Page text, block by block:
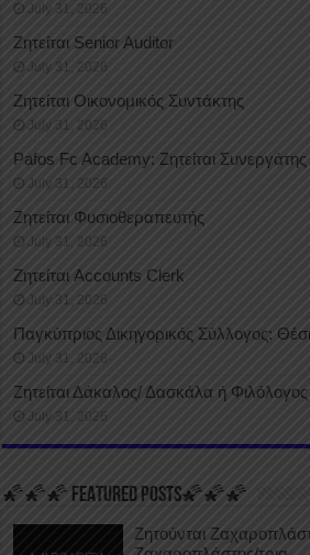
July 31, 2026
Ζητείται Senior Auditor
July 31, 2026
Ζητείται Οικονομικός Συντάκτης
July 31, 2026
Pafos Fc Academy: Ζητείται
July 31, 2026
Ζητείται Φυσιοθεραπευτής
July 31, 2026
Ζητείται Accounts Clerk
July 31, 2026
Παγκύπριος Δικηγορικός Σύλλογος:
July 31, 2026
Ζητείται Δάκαλος/ Δασκάλα ή Φιλόλογος
July 31, 2026
🌠🌠🌠 FEATURED POSTS🌠🌠🌠
Ζητούνται